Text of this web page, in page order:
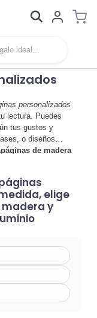
personalizados
lectura. Puedes
tus gustos y
o diseños
de madera
seleccionar el
opciones únicas
te permite
optar por
diferentes.
de diseñar un
personalidad.
con finos
de aluminio
, no solo tendrás
que puede ser el
y ejecuta todo el
marcapáginas
elige
y